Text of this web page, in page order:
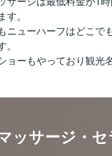
。
ューハーフはどこで
ョーもやっており観光
ッサージ・